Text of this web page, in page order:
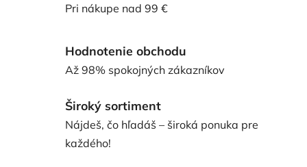
Pri nákupe nad 99 €
Hodnotenie obchodu
Až 98% spokojných zákazníkov
Široký sortiment
Nájdeš, čo hľadáš – široká ponuka pre
každého!